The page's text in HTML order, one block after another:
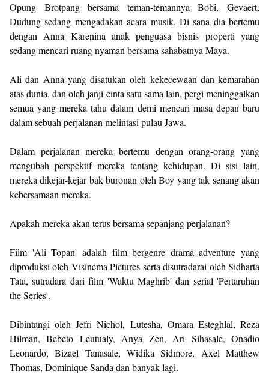
Opung Brotpang bersama teman-temannya Bobi, Gevaert,
Dudung sedang mengadakan acara musik. Di sana dia bertemu
dengan Anna Karenina anak penguasa bisnis properti yang
sedang mencari ruang nyaman bersama sahabatnya Maya.
Ali dan Anna yang disatukan oleh kekecewaan dan kemarahan
atas dunia, dan oleh janji-cinta satu sama lain, pergi meninggalkan
semua yang mereka tahu dalam demi mencari masa depan baru
dalam sebuah perjalanan melintasi pulau Jawa.
Dalam perjalanan mereka bertemu dengan orang-orang yang
mengubah perspektif mereka tentang kehidupan. Di sisi lain,
mereka dikejar-kejar bak buronan oleh Boy yang tak senang akan
kebersamaan mereka.
Apakah mereka akan terus bersama sepanjang perjalanan?
Film 'Ali Topan' adalah film bergenre drama adventure yang
diproduksi oleh Visinema Pictures serta disutradarai oleh Sidharta
Tata, sutradara dari film 'Waktu Maghrib' dan serial 'Pertaruhan
the Series'.
Dibintangi oleh Jefri Nichol, Lutesha, Omara Esteghlal, Reza
Hilman, Bebeto Leutualy, Anya Zen, Ari Sihasale, Onadio
Leonardo, Bizael Tanasale, Widika Sidmore, Axel Matthew
Thomas, Dominique Sanda dan banyak lagi.